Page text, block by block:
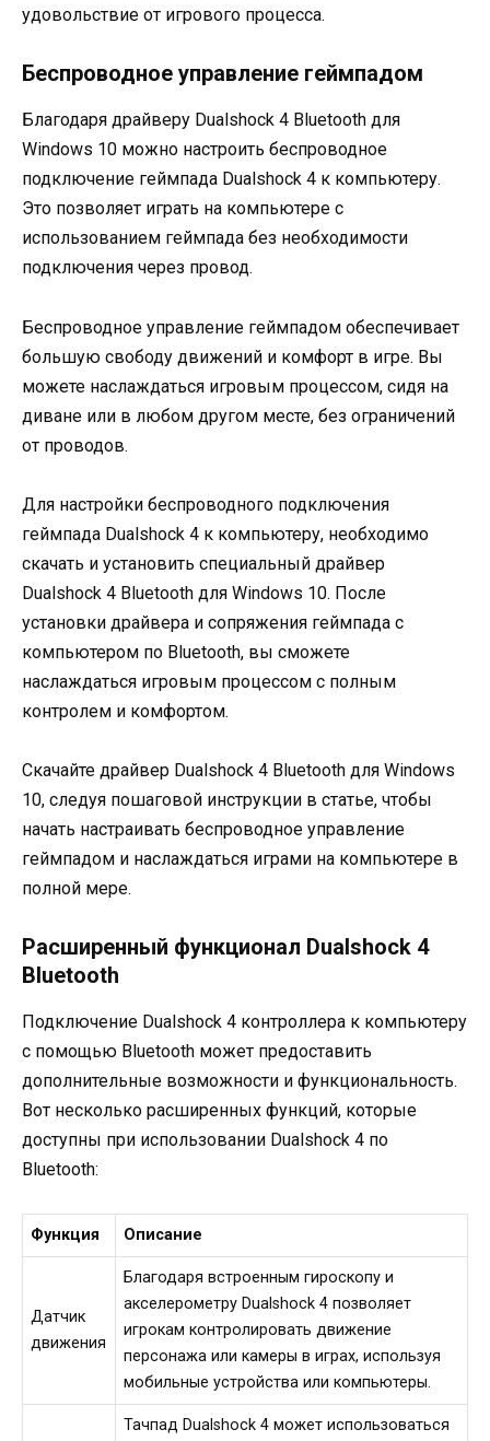
удовольствие от игрового процесса.
Беспроводное управление геймпадом
Благодаря драйверу Dualshock 4 Bluetooth для
Windows 10 можно настроить беспроводное
подключение геймпада Dualshock 4 к компьютеру.
Это позволяет играть на компьютере с
использованием геймпада без необходимости
подключения через провод.
Беспроводное управление геймпадом обеспечивает
большую свободу движений и комфорт в игре. Вы
можете наслаждаться игровым процессом, сидя на
диване или в любом другом месте, без ограничений
от проводов.
Для настройки беспроводного подключения
геймпада Dualshock 4 к компьютеру, необходимо
скачать и установить специальный драйвер
Dualshock 4 Bluetooth для Windows 10. После
установки драйвера и сопряжения геймпада с
компьютером по Bluetooth, вы сможете
наслаждаться игровым процессом с полным
контролем и комфортом.
Скачайте драйвер Dualshock 4 Bluetooth для Windows
10, следуя пошаговой инструкции в статье, чтобы
начать настраивать беспроводное управление
геймпадом и наслаждаться играми на компьютере в
полной мере.
Расширенный функционал Dualshock 4
Bluetooth
Подключение Dualshock 4 контроллера к компьютеру
с помощью Bluetooth может предоставить
дополнительные возможности и функциональность.
Вот несколько расширенных функций, которые
доступны при использовании Dualshock 4 по
Bluetooth:
Функция Описание
Датчик
движения
Благодаря встроенным гироскопу и
акселерометру Dualshock 4 позволяет
игрокам контролировать движение
персонажа или камеры в играх, используя
мобильные устройства или компьютеры.
Тачпад Dualshock 4 может использоваться